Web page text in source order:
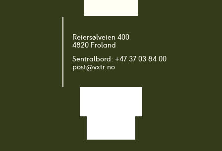
Lunt og tildekket
Reiersølveien 400
4820 Froland
Sentralbord: +47 37 03 84 00
post@vxtr.no